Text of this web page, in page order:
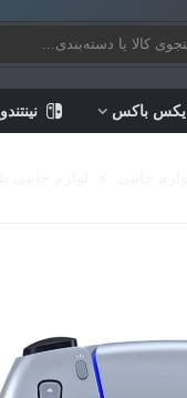
ایکس باکس نینتندو